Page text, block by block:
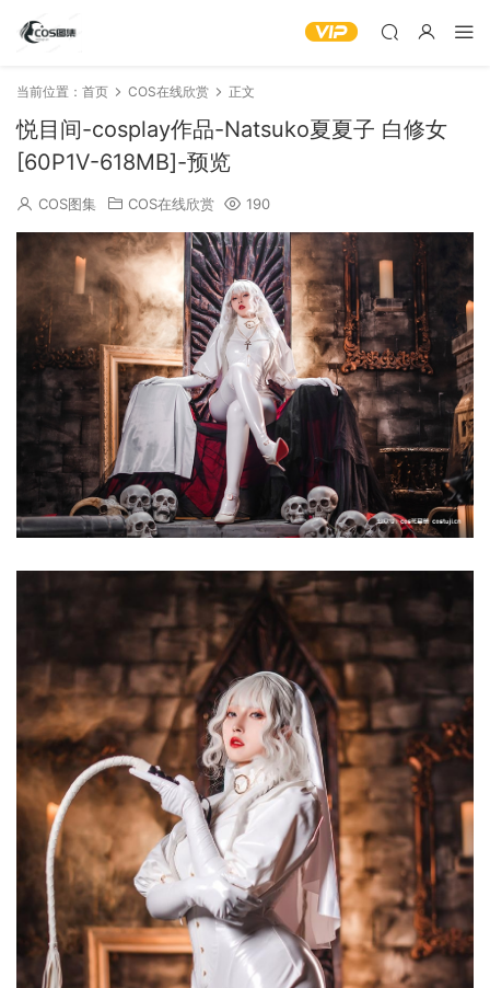
当前位置： 首页 COS在线欣赏 正文
悦目间-cosplay作品-Natsuko夏夏子 白修女
[60P1V-618MB]-预览
COS图集 COS在线欣赏 190